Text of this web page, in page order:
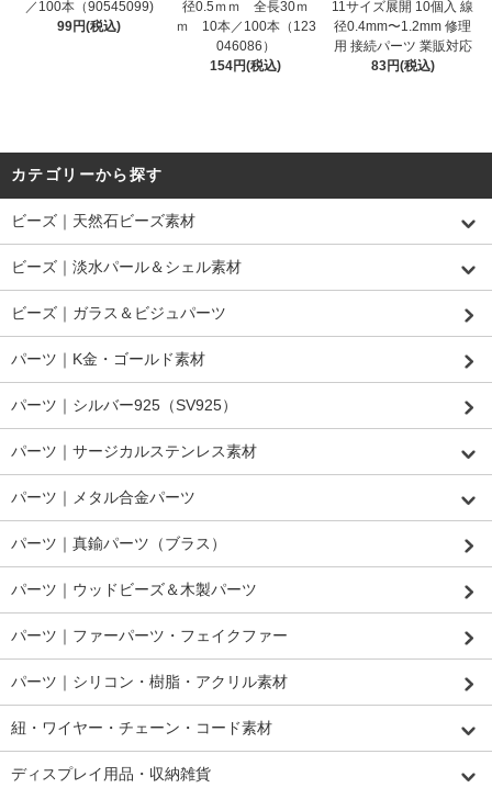
／100本（90545099)
99円(税込)
径0.5ｍｍ 全長30ｍ
ｍ 10本／100本（123
046086）
154円(税込)
11サイズ展開 10個入 線
径0.4mm〜1.2mm 修理
用 接続パーツ 業販対応
83円(税込)
カテゴリーから探す
ビーズ｜天然石ビーズ素材
ビーズ｜淡水パール＆シェル素材
ビーズ｜ガラス＆ビジュパーツ
パーツ｜K金・ゴールド素材
パーツ｜シルバー925（SV925）
パーツ｜サージカルステンレス素材
パーツ｜メタル合金パーツ
パーツ｜真鍮パーツ（ブラス）
パーツ｜ウッドビーズ＆木製パーツ
パーツ｜ファーパーツ・フェイクファー
パーツ｜シリコン・樹脂・アクリル素材
紐・ワイヤー・チェーン・コード素材
ディスプレイ用品・収納雑貨